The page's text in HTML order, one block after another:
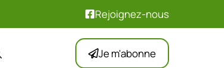
Rejoignez-nous
Je m'abonne